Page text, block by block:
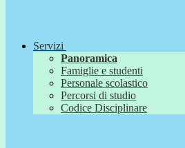
Servizi
Panoramica
Famiglie e studenti
Personale scolastico
Percorsi di studio
Codice Disciplinare